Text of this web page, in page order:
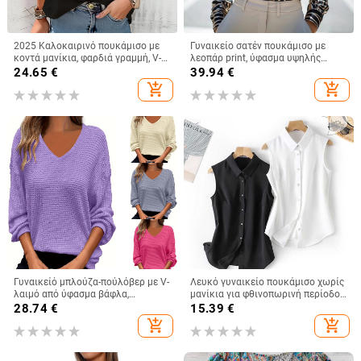
2025 Καλοκαιρινό πουκάμισο με
κοντά μανίκια, φαρδιά γραμμή, V-
λαιμό, μονόχρωμο, πολυεστερ-
ελασταν μείγμα, καθημερινό
δυτικό στυλ
24.65 €
add_shopping_cart
Γυναικείο σατέν πουκάμισο με
λεοπάρ print, ύφασμα υψηλής
ελαστικότητας, χαλαρή γραμμή,
μακριά μανίκια, κουμπιά μπροστά,
άνοιξη-φθινόπωρο
39.94€
add_shopping_cart
Γυναικείό μπλούζα-πούλόβερ με V-
λαιμό από ύφασμα βάφλα,
Χειμώνας 2024
28.74€
add_shopping_cart
Λευκό γυναικείο πουκάμισο χωρίς
μανίκια για φθινοπωρινή περίοδο,
μεσαίου μήκους, χαλαρή γραμμή,
γιακάς με πέτο, αντιρυτιδωμένο
ύφασμα, πολυεστέρας-σπαντεξ
15.39 €
add_shopping_cart